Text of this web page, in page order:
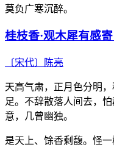
莫负广寒沉醉。
桂枝香·观木犀有感
〔宋代〕 陈亮
天高气肃，正月色分明
足。不辞散落人间去，
意，几曾幽独。
是天上、馀香剩馥。怪